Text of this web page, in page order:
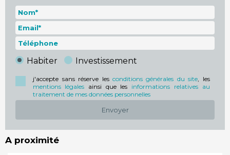
Habiter Investissement
j'accepte sans réserve les conditions générales du site , les
mentions légales ainsi que les informations relatives au
traitement de mes données personnelles
Envoyer
A proximité